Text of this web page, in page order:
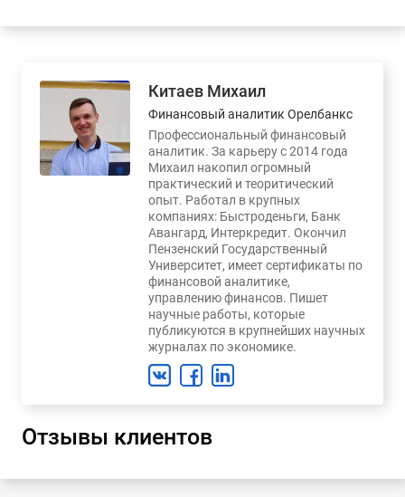
Китаев Михаил
Финансовый аналитик Орелбанкс
Профессиональный финансовый
аналитик. За карьеру с 2014 года
Михаил накопил огромный
практический и теоритический
опыт. Работал в крупных
компаниях: Быстроденьги, Банк
Авангард, Интеркредит. Окончил
Пензенский Государственный
Университет, имеет сертификаты по
финансовой аналитике,
управлению финансов. Пишет
научные работы, которые
публикуются в крупнейших научных
журналах по экономике.
Отзывы клиентов